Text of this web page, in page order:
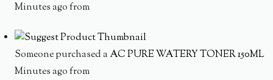
Minutes ago from
Someone purchased a AC PURE WATERY TONER 150ML
Minutes ago from